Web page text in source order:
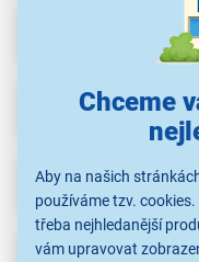
Chceme
Aby na našich
používáme tzv.
třeba nejhledanější
vám upravovat